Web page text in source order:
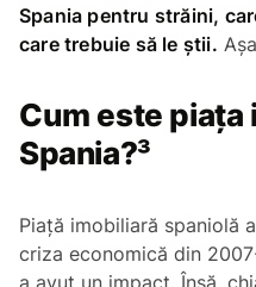
Spania pentru străini,
care trebuie să le știi.
Cum este piața
Spania?³
Piață imobiliară spaniolă
criza economică din
a avut un impact. Însă,